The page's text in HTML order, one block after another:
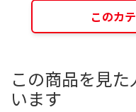
このカ
この商品を見
います